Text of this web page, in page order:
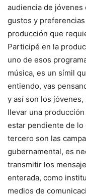
audiencia de jóvenes
gustos y
producción que
Participé en la
uno de esos
música, es un símil
entiendo, vas
y así son los
llevar una
estar pendiente de lo
tercero son las
gubernamental, es
transmitir los
enterada, como
medios de